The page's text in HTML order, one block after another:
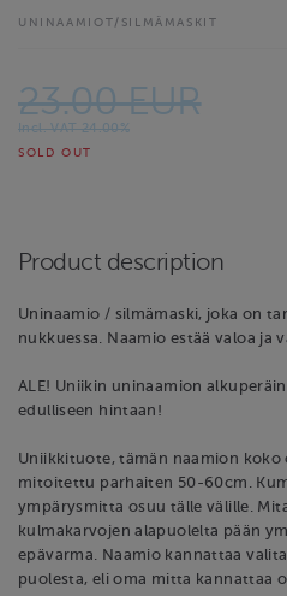
UNINAAMIOT/SILMÄMASKIT
23.00 EUR
Incl. VAT 24.00%
SOLD OUT
Product description
Uninaamio / silmämaski, joka on
nukkuessa. Naamio estää valoa ja
ALE! Uniikin uninaamion
edulliseen hintaan!
Uniikkituote, tämän naamion koko
mitoitettu parhaiten 50-60cm.
ympärysmitta osuu tälle välille.
kulmakarvojen alapuolelta pään
epävarma. Naamio kannattaa
puolesta, eli oma mitta kannattaa